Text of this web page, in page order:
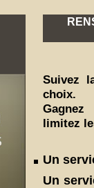
Suivez
choix.
limitez
Un
Un